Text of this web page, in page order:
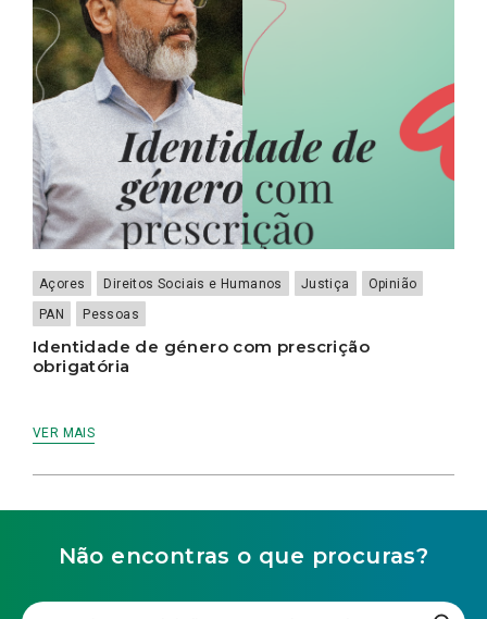
Açores Direitos Sociais e Humanos Justiça
Opinião
PAN
Pessoas
Identidade de género com prescrição
obrigatória
VER MAIS
Não encontras o que procuras?